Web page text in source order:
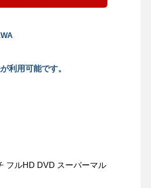
利用可能です。
フルHD DVD スーパーマル